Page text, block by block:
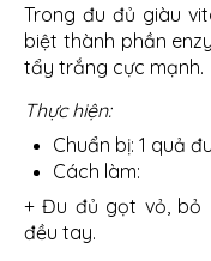
Trong đu đủ giàu
biệt thành phần
tẩy trắng cực mạnh.
Thực hiện:
Chuẩn bị: 1 quả
Cách làm:
+ Đu đủ gọt vỏ, bỏ
đều tay.